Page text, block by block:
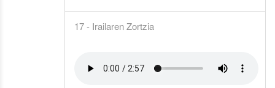
17 - Irailaren Zortzia